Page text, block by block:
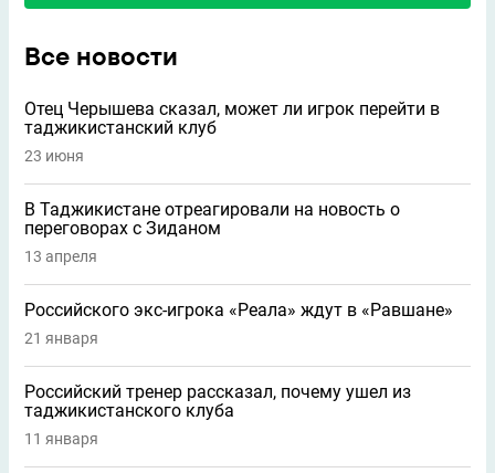
Все новости
Отец Черышева сказал, может ли игрок перейти в
таджикистанский клуб
23 июня
В Таджикистане отреагировали на новость о
переговорах с Зиданом
13 апреля
Российского экс-игрока «Реала» ждут в «Равшане»
21 января
Российский тренер рассказал, почему ушел из
таджикистанского клуба
11 января